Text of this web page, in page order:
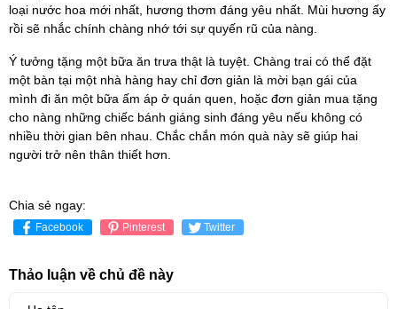
loại nước hoa mới nhất, hương thơm đáng yêu nhất. Mùi hương ấy
rồi sẽ nhắc chính chàng nhớ tới sự quyến rũ của nàng.
Ý tưởng tặng một bữa ăn trưa thật là tuyệt. Chàng trai có thể đặt
một bàn tại một nhà hàng hay chỉ đơn giản là mời bạn gái của
mình đi ăn một bữa ấm áp ở quán quen, hoặc đơn giản mua tặng
cho nàng những chiếc bánh giáng sinh đáng yêu nếu không có
nhiều thời gian bên nhau. Chắc chắn món quà này sẽ giúp hai
người trở nên thân thiết hơn.
Chia sẻ ngay:
Facebook Pinterest Twitter
Thảo luận về chủ đề này